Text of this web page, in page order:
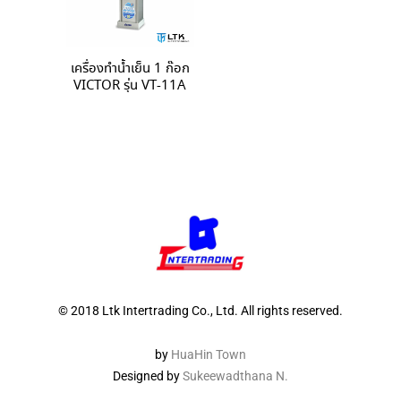
เครื่องทำน้ำเย็น 1 ก๊อก
VICTOR รุ่น VT-11A
© 2018 Ltk Intertrading Co., Ltd. All rights reserved.
by HuaHin Town
Designed bySukeewadthana N.